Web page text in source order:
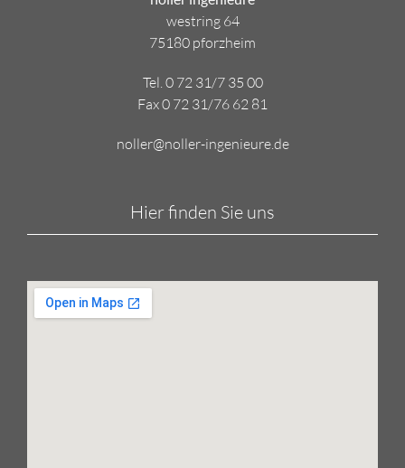
westring 64
75180 pforzheim
Tel. 0 72 31/7 35 00
Fax 0 72 31/76 62 81
noller@noller-ingenieure.de
Hier finden Sie uns